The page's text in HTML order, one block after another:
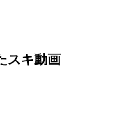
スキ動画